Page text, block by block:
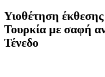
Υιοθέτηση
Τουρκία με σαφή
Τένεδο